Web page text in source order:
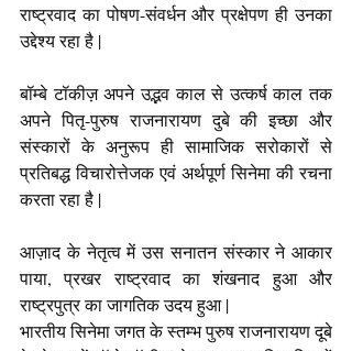
राष्ट्रवाद का पोषण-संवर्धन और प्रक्षेपण ही उनका
उद्देश्य रहा है |
बॉम्बे टॉकीज़ अपने उद्भव काल से उत्कर्ष काल तक
अपने पितृ-पुरुष राजनारायण दुबे की इच्छा और
संस्कारों के अनुरूप ही सामाजिक सरोकारों से
प्रतिबद्ध विचारोत्तेजक एवं अर्थपूर्ण सिनेमा की रचना
करता रहा है |
आज़ाद के नेतृत्व में उस सनातन संस्कार ने आकार
पाया, प्रखर राष्ट्रवाद का शंखनाद हुआ और
राष्ट्रपुत्र का जागतिक उदय हुआ |
भारतीय सिनेमा जगत के स्तम्भ पुरुष राजनारायण दूबे